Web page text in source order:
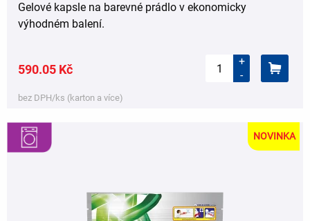
Gelové kapsle na barevné prádlo v ekonomicky
výhodném balení.
590.05 Kč
+
-
bez DPH/ks (karton a více)
NOVINKA